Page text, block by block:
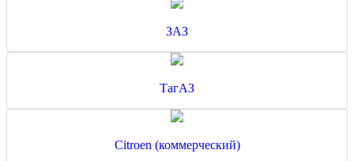
ЗАЗ
ТагАЗ
Citroen (коммерческий)